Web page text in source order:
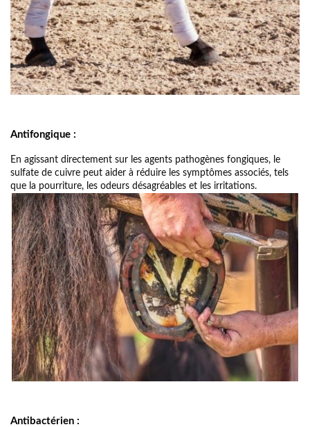
Antifongique :
En agissant directement sur les agents pathogènes fongiques, le
sulfate de cuivre peut aider à réduire les symptômes associés, tels
que la pourriture, les odeurs désagréables et les irritations.
Antibactérien :